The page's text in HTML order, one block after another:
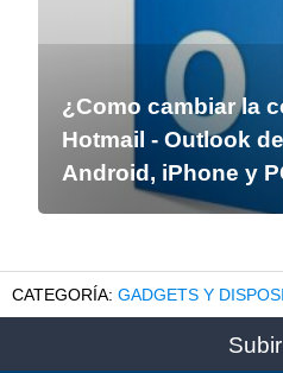
¿Como cambiar la
Hotmail - Outlook
Android, iPhone y
GADGETS Y
Subir